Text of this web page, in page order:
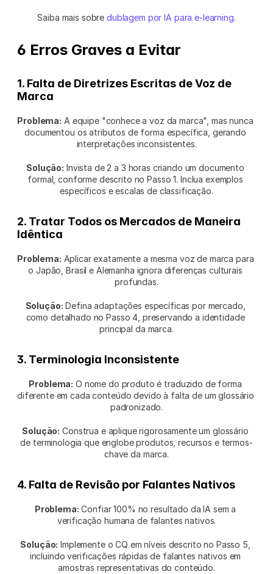
Saiba mais sobre dublagem por IA para e-learning.
6 Erros Graves a Evitar
1. Falta de Diretrizes Escritas de Voz de
Marca
Problema: A equipe "conhece a voz da marca", mas nunca
documentou os atributos de forma específica, gerando
interpretações inconsistentes.
Solução: Invista de 2 a 3 horas criando um documento
formal, conforme descrito no Passo 1. Inclua exemplos
específicos e escalas de classificação.
2. Tratar Todos os Mercados de Maneira
Idêntica
Problema: Aplicar exatamente a mesma voz de marca para
o Japão, Brasil e Alemanha ignora diferenças culturais
profundas.
Solução: Defina adaptações específicas por mercado,
como detalhado no Passo 4, preservando a identidade
principal da marca.
3. Terminologia Inconsistente
Problema: O nome do produto é traduzido de forma
diferente em cada conteúdo devido à falta de um glossário
padronizado.
Solução: Construa e aplique rigorosamente um glossário
de terminologia que englobe produtos, recursos e termos-
chave da marca.
4. Falta de Revisão por Falantes Nativos
Problema: Confiar 100% no resultado da IA sem a
verificação humana de falantes nativos.
Solução: Implemente o CQ em níveis descrito no Passo 5,
incluindo verificações rápidas de falantes nativos em
amostras representativas do conteúdo.